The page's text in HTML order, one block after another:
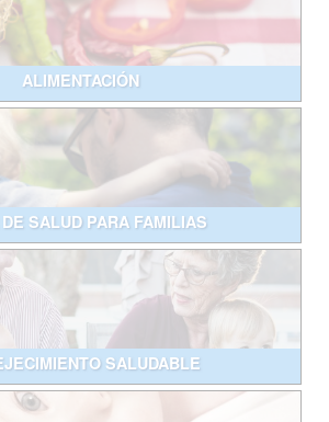
ALIMENTACIÓN
SALUD PARA FAMILIAS
SALUDABLE